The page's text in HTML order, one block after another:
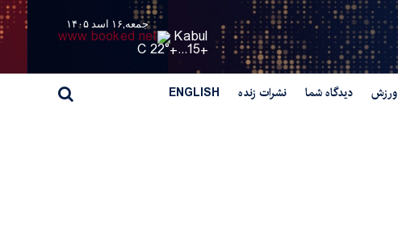
جمعه,۱۶ اسد ۱۴۰۵
Kabul
+
15...
+
22° C
ورزش دیدگاه شما نشرات زنده ENGLISH